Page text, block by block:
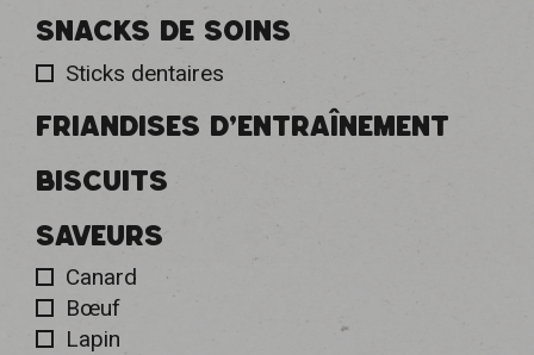
SNACKS DE SOINS
Sticks dentaires
FRIANDISES D'ENTRAÎNEMENT
BISCUITS
SAVEURS
Canard
Bœuf
Lapin